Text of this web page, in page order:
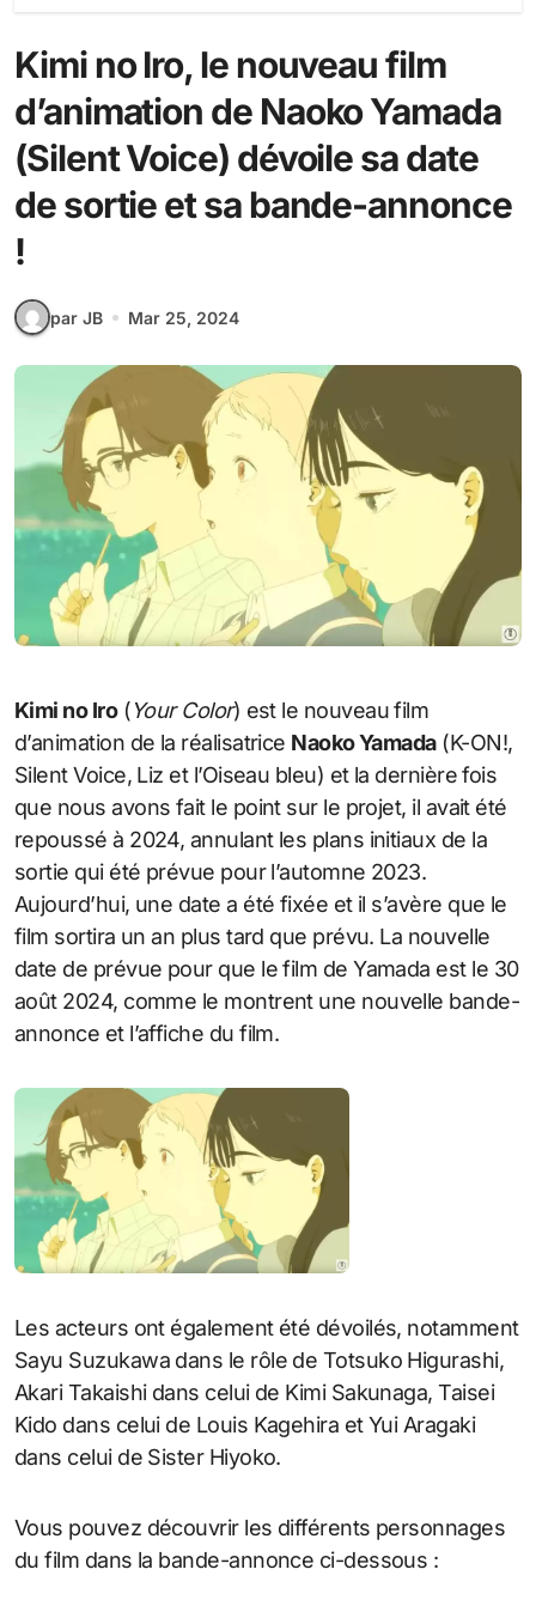
Kimi no Iro, le nouveau film
d’animation de Naoko Yamada
(Silent Voice) dévoile sa date
de sortie et sa bande-annonce
!
par JB Mar 25, 2024
Kimi no Iro(Your Color) est le nouveau film
d’animation de la réalisatrice Naoko Yamada(K-ON!,
Silent Voice, Liz et l’Oiseau bleu) et la dernière fois
que nous avons fait le point sur le projet, il avait été
repoussé à 2024, annulant les plans initiaux de la
sortie qui été prévue pour l’automne 2023.
Aujourd’hui, une date a été fixée et il s’avère que le
film sortira un an plus tard que prévu. La nouvelle
date de prévue pour que le film de Yamada est le 30
août 2024, comme le montrent une nouvelle bande-
annonce et l’affiche du film.
Les acteurs ont également été dévoilés, notamment
Sayu Suzukawa dans le rôle de Totsuko Higurashi,
Akari Takaishi dans celui de Kimi Sakunaga, Taisei
Kido dans celui de Louis Kagehira et Yui Aragaki
dans celui de Sister Hiyoko.
Vous pouvez découvrir les différents personnages
du film dans la bande-annonce ci-dessous :